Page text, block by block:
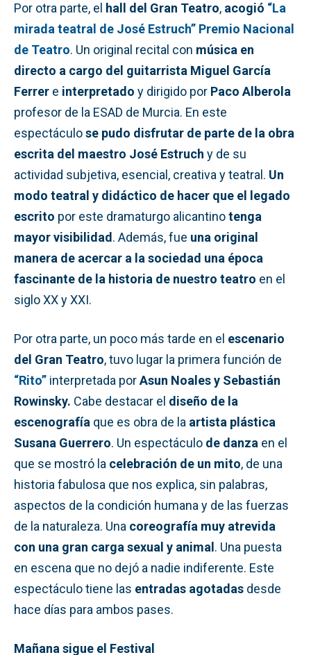
Por otra parte, el hall del Gran Teatro, acogió “La
mirada teatral de José Estruch” Premio Nacional
de Teatro. Un original recital con música en
directo a cargo del guitarrista Miguel García
Ferrer e interpretado y dirigido por Paco Alberola
profesor de la ESAD de Murcia. En este
espectáculose pudo disfrutar de parte de la obra
escrita del maestro José Estruch y de su
actividad subjetiva, esencial, creativa y teatral. Un
modo teatral y didáctico de hacer que el legado
escrito por este dramaturgo alicantinotenga
mayor visibilidad. Además, fue una original
manera de acercar a la sociedad una época
fascinante de la historia de nuestro teatro en el
siglo XX y XXI.
Por otra parte, un poco más tarde en el escenario
del Gran Teatro, tuvo lugar la primera función de
“Rito” interpretada porAsun Noales y Sebastián
Rowinsky. Cabe destacar el diseño de la
escenografía que es obra de la artista plástica
Susana Guerrero. Un espectáculo de danza en el
que se mostró la celebración de un mito, de una
historia fabulosa que nos explica, sin palabras,
aspectos de la condición humana y de las fuerzas
de la naturaleza. Una coreografía muy atrevida
con una gran carga sexual y animal. Una puesta
en escena que no dejó a nadie indiferente. Este
espectáculo tiene las entradas agotadas desde
hace días para ambos pases.
Mañana sigue el Festival